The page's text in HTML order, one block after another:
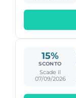
15%
SCONTO
Scade il
07/09/2026